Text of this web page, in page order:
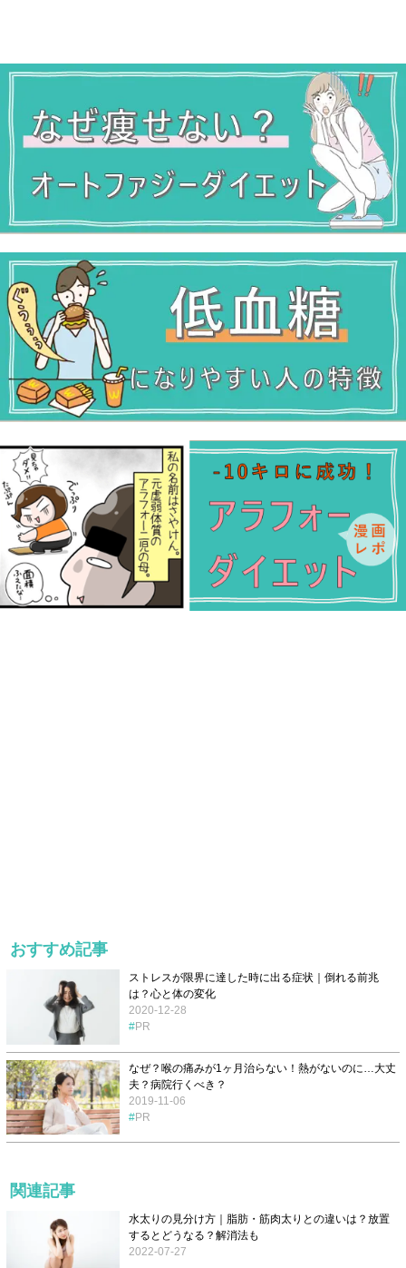
おすすめ記事
ストレスが限界に達した時に出る症状｜倒れる前兆
は？心と体の変化
2020-12-28
PR
なぜ？喉の痛みが1ヶ月治らない！熱がないのに…大丈
夫？病院行くべき？
2019-11-06
PR
関連記事
水太りの見分け方｜脂肪・筋肉太りとの違いは？放置
するとどうなる？解消法も
2022-07-27